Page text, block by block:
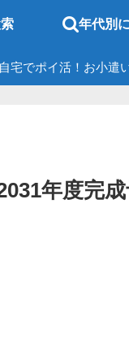
年代別
宅でポイ活！お小
年度完